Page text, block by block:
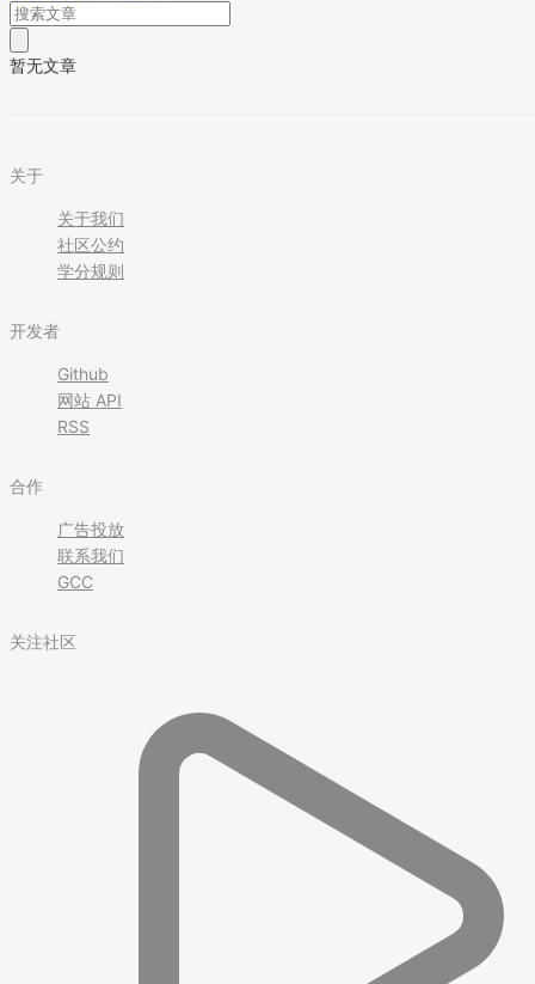
暂无文章
关于
关于我们
社区公约
学分规则
开发者
Github
网站 API
RSS
合作
广告投放
联系我们
GCC
关注社区